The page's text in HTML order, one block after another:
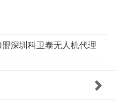
深圳科卫泰无人机代理